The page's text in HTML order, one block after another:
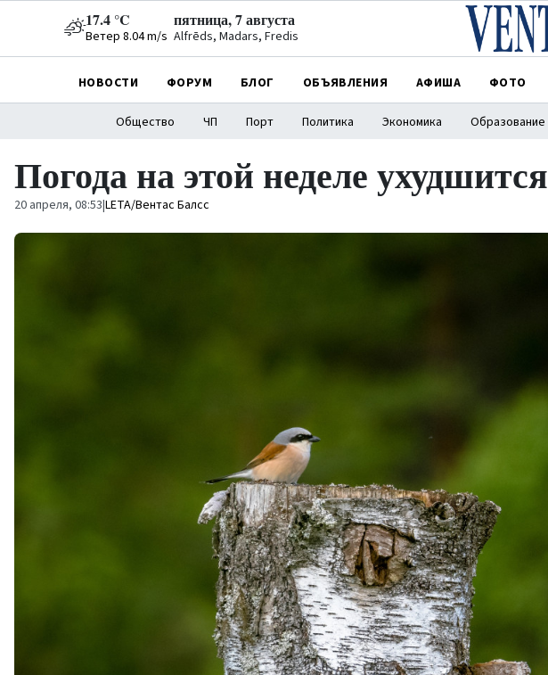
17.4 °C
Ветер 8.04 m/s
пятница, 7 августа
Alfrēds, Madars, Fredis
НОВОСТИ ФОРУМ БЛОГ ОБЪЯВЛЕНИЯ АФИША ФОТО
Общество ЧП Порт Политика Экономика Образование
Погода на этой неделе ухудшится
20 апреля, 08:53|LETA/Вентас Балсс